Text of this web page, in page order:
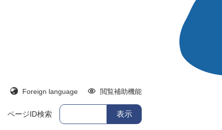
Foreign language 閲覧補助機能
ページID検索